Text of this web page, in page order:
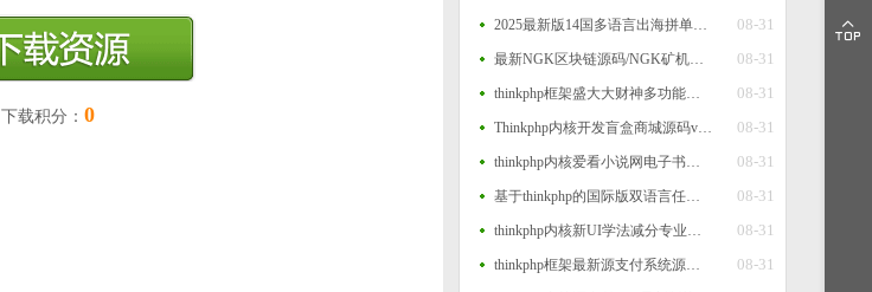
08-31
2025最新版14国多语言出海拼单商城源码，国际多语言出海商城返佣产品自动匹配订单源码
08-31
最新NGK区块链源码/NGK矿机挖矿源码/NGK公链程序/数字钱包点对点交易模式/算力
08-31
thinkphp框架盛大大财神多功能完美运营微信+支付宝+银行卡+云闪付+抢单系统源码+完整数据完美运营级
08-31
Thinkphp内核开发盲盒商城源码v2.0 对接易支付/阿里云短信/七牛云存储
08-31
thinkphp内核爱看小说网电子书源码全站打包
08-31
基于thinkphp的国际版双语言任务点赞源码系统越南版脸书任务点赞系统源码
08-31
thinkphp内核新UI学法减分专业版34235道题库学法减分专业版小程序源码
08-31
thinkphp框架最新源支付系统源码 V7版全开源 免授权 附搭建教程
下载积分： 0